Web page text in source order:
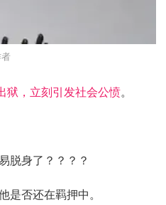
狱，立刻引发社会公愤。
脱身了？？？？
否还在羁押中。